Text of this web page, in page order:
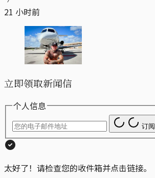
21 小时前
立即领取新闻信
个人信息
订阅
太好了！请检查您的收件箱并点击链接。